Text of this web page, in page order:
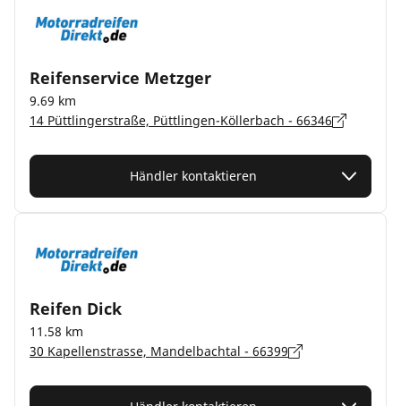
Reifenservice Metzger
9.69 km
14 Püttlingerstraße, Püttlingen-Köllerbach - 66346
Händler kontaktieren
Reifen Dick
11.58 km
30 Kapellenstrasse, Mandelbachtal - 66399